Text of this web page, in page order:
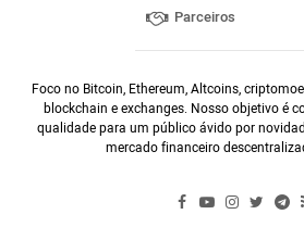
Parceiros
Foco no Bitcoin, Ethereum, Altcoins,
blockchain e exchanges. Nosso objetivo é
qualidade para um público ávido por
mercado financeiro